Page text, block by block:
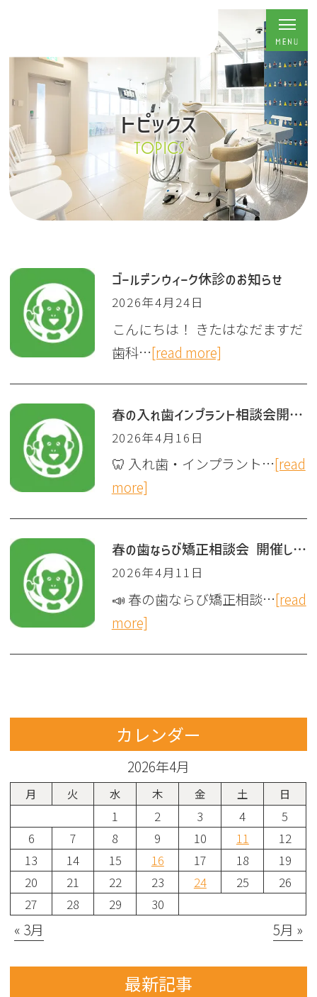
トピックス
TOPICS
ゴールデンウィーク休診のお知らせ
2026年4月24日
こんにちは！ きたはなだますだ
歯科…[read more]
春の入れ歯インプラント相談会開催！
2026年4月16日
🦷 入れ歯・インプラント…[read
more]
春の歯ならび矯正相談会 開催します
2026年4月11日
📣 春の歯ならび矯正相談…[read
more]
カレンダー
2026年4月
月 火 水 木 金 土 日
1 2 3 4
5
6
7 8 9 10 11
12
13
14 15 16 17 18
19
20
21 22 23 24 25
26
27
28 29 30
« 3月 5月 »
最新記事